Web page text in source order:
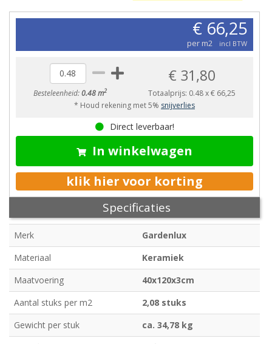
€ 66,25
per m2 incl BTW
Besteleenheid:0.48 m2
€ 31,80
Totaalprijs: 0.48x€ 66,25
* Houd rekening met 5% snijverlies
Direct leverbaar!
In winkelwagen
klik hier voor korting
Specificaties
Merk
Gardenlux
Materiaal
Keramiek
Maatvoering
40x120x3cm
Aantal stuks per m2
2,08 stuks
Gewicht per stuk
ca. 34,78 kg